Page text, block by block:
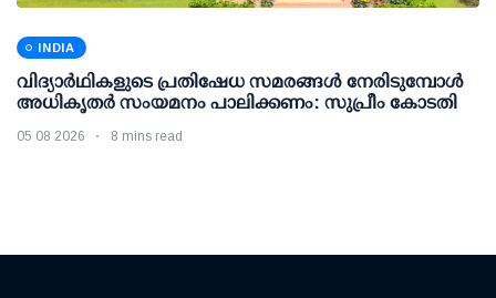
INDIA
വിദ്യാര്‍ഥികളുടെ പ്രതിഷേധ സമരങ്ങള്‍ നേരിടുമ്പോള്‍
അധികൃതര്‍ സംയമനം പാലിക്കണം: സുപ്രീം കോടതി
05 08 2026 8 mins read